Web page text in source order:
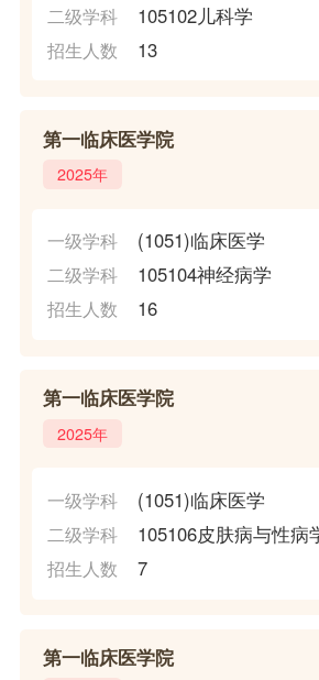
二级学科 105102儿科学
招生人数 13
第一临床医学院
2025年
一级学科 (1051)临床医学
二级学科 105104神经病学
招生人数 16
第一临床医学院
2025年
一级学科 (1051)临床医学
二级学科 105106皮肤病与性病
招生人数 7
第一临床医学院